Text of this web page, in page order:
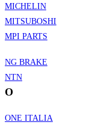
MICHELIN
MITSUBOSHI
MPI PARTS
NG BRAKE
NTN
O
ONE ITALIA